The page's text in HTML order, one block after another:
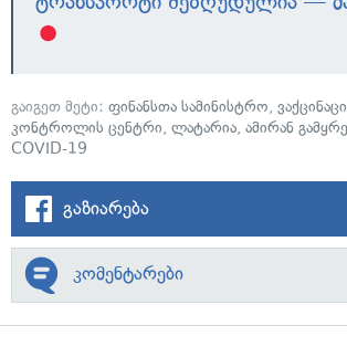
გაიგეთ მეტი: ფინანსთა სამინისტრო,
კონტროლის ცენტრი, ლატარია, ამირან
COVID-19
გაზიარება
კომენტარები